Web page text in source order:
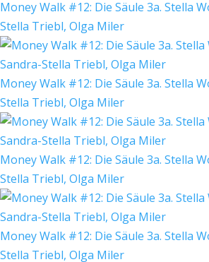
Money Walk #12: Die Säule 3a. Stella
Stella Triebl, Olga Miler
Money Walk #12: Die Säule 3a. Stella
Stella Triebl, Olga Miler
Money Walk #12: Die Säule 3a. Stella
Stella Triebl, Olga Miler
Money Walk #12: Die Säule 3a. Stella
Stella Triebl, Olga Miler